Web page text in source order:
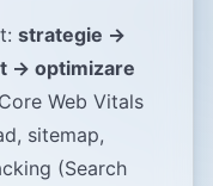
strategie →
→ optimizare
Web Vitals
sitemap,
(Search